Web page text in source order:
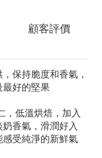
顧客評價
保持脆度和香氣，
最好的堅果
，低溫烘焙，加入
香氣，滑潤好入
受純淨的新鮮氣